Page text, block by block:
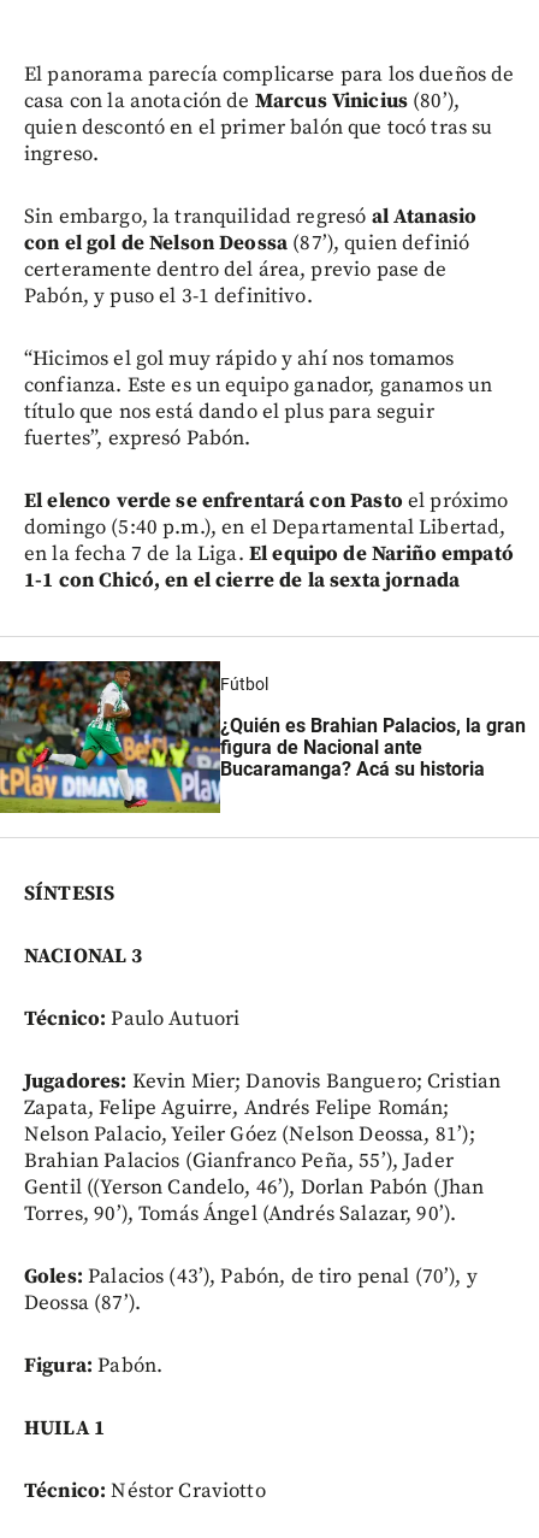
El panorama parecía complicarse para los dueños de
casa con la anotación de Marcus Vinicius (80’),
quien descontó en el primer balón que tocó tras su
ingreso.
Sin embargo, la tranquilidad regresó al Atanasio
con el gol de Nelson Deossa (87’), quien definió
certeramente dentro del área, previo pase de
Pabón, y puso el 3-1 definitivo.
“Hicimos el gol muy rápido y ahí nos tomamos
confianza. Este es un equipo ganador, ganamos un
título que nos está dando el plus para seguir
fuertes”, expresó Pabón.
El elenco verde se enfrentará con Pasto el próximo
domingo (5:40 p.m.), en el Departamental Libertad,
en la fecha 7 de la Liga. El equipo de Nariño empató
1-1 con Chicó, en el cierre de la sexta jornada
Fútbol
¿Quién es Brahian Palacios, la gran
figura de Nacional ante
Bucaramanga? Acá su historia
SÍNTESIS
NACIONAL 3
Técnico: Paulo Autuori
Jugadores: Kevin Mier; Danovis Banguero; Cristian
Zapata, Felipe Aguirre, Andrés Felipe Román;
Nelson Palacio, Yeiler Góez (Nelson Deossa, 81’);
Brahian Palacios (Gianfranco Peña, 55’), Jader
Gentil ((Yerson Candelo, 46’), Dorlan Pabón (Jhan
Torres, 90’), Tomás Ángel (Andrés Salazar, 90’).
Goles: Palacios (43’), Pabón, de tiro penal (70’), y
Deossa (87’).
Figura: Pabón.
HUILA 1
Técnico:Néstor Craviotto